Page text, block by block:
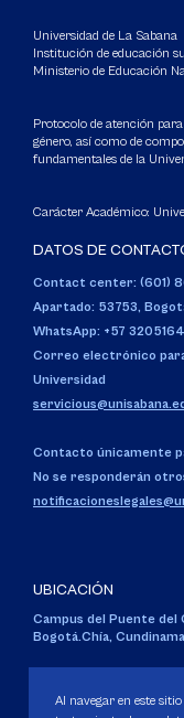
Universidad de La Sabana
Institución de educación
Ministerio de Educación
Protocolo de atención
género, así como de
fundamentales de la
Carácter Académico:
DATOS DE
Contact center: (601)
Apartado: 53753,
WhatsApp: +57
Correo electrónico
Universidad
Contacto únicamente
No se responderán
UBICACIÓN
Campus del Puente del
Bogotá.Chía,
Personería Jurídica:
Ministerio de Educación
Al navegar en este sitio